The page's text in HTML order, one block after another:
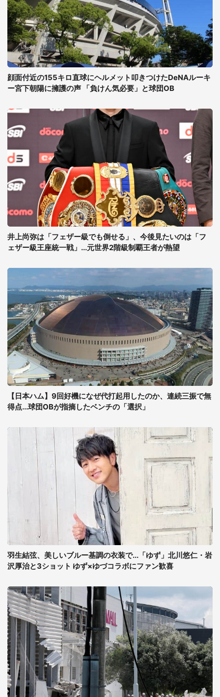
顔面付近の155キロ直球にヘルメット叩きつけたDeNAルーキ
ー宮下朝陽に擁護の声 「負けん気必要」と球団OB
井上尚弥は「フェザー級でも倒せる」、今後見たいのは「フ
ェザー級王座統一戦」...元世界2階級制覇王者が熱望
【日本ハム】9回好機になぜ代打起用したのか、連続三振で無
得点...球団OBが指摘したベンチの「選択」
羽生結弦、美しいブルー基調の衣装で...「ゆず」北川悠仁・岩
沢厚治と3ショット ゆず×ゆづコラボにファン歓喜